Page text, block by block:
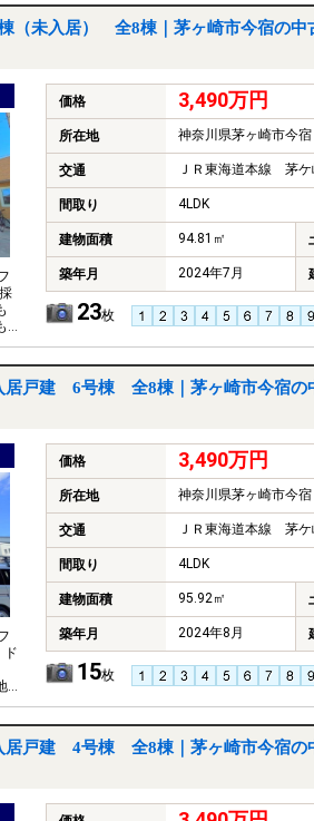
（未入居） 全8棟｜茅ヶ崎市今宿の中
価格 3,490万円
所在地 神奈川県茅ヶ崎市今宿
交通 ＪＲ東海道本線 茅
間取り 4LDK
建物面積 94.81㎡
築年月 2024年7月
23枚
戸建 6号棟 全8棟｜茅ヶ崎市今宿の
ド
価格 3,490万円
所在地 神奈川県茅ヶ崎市今宿
交通 ＪＲ東海道本線 茅
間取り 4LDK
建物面積 95.92㎡
築年月 2024年8月
15枚
戸建 4号棟 全8棟｜茅ヶ崎市今宿の